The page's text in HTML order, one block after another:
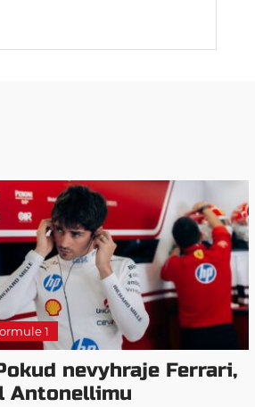
1
nevyhraje Ferrari,
Antonellimu